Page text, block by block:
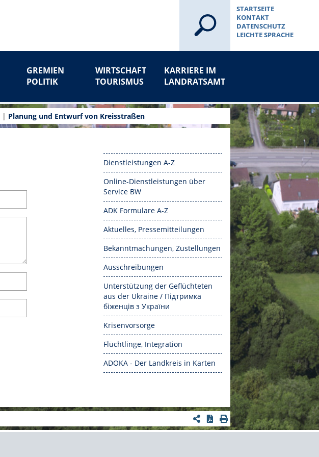
STARTSEITE
KONTAKT
DATENSCHUTZ
LEICHTE SPRACHE
GREMIEN
POLITIK
WIRTSCHAFT
TOURISMUS
KARRIERE IM
LANDRATSAMT
| Planung und Entwurf von Kreisstraßen
Dienstleistungen A-Z
Online-Dienstleistungen über
Service BW
ADK Formulare A-Z
Aktuelles, Pressemitteilungen
Bekanntmachungen, Zustellungen
Ausschreibungen
Unterstützung der Geflüchteten
aus der Ukraine / Підтримка
біженців з України
Krisenvorsorge
Flüchtlinge, Integration
ADOKA - Der Landkreis in Karten